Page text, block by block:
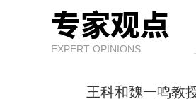
专家观点
EXPERT OPINIONS
王科和魏一鸣教